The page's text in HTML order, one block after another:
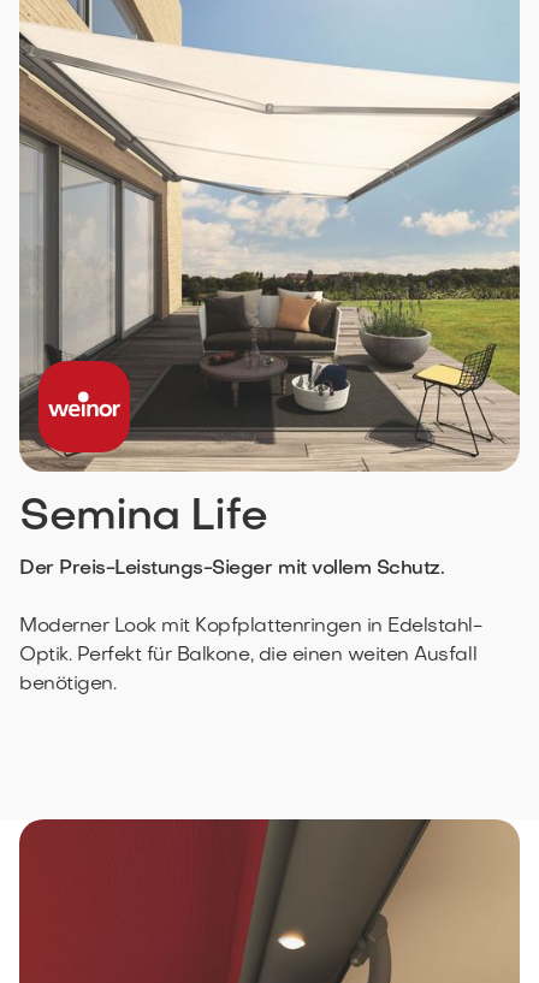
Semina Life
Der Preis-Leistungs-Sieger mit vollem Schutz.
Moderner Look mit Kopfplattenringen in Edelstahl-
Optik. Perfekt für Balkone, die einen weiten Ausfall
benötigen.